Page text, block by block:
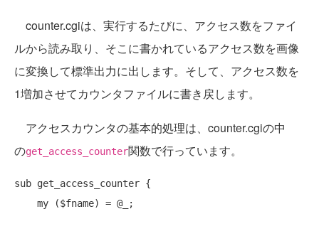
counter.cgiは、実行するたびに、アクセス数をファイ
ルから読み取り、そこに書かれているアクセス数を画像
に変換して標準出力に出します。そして、アクセス数を
1増加させてカウンタファイルに書き戻します。
アクセスカウンタの基本的処理は、counter.cgiの中
のget_access_counter関数で行っています。
sub get_access_counter {
my ($fname) = @_;